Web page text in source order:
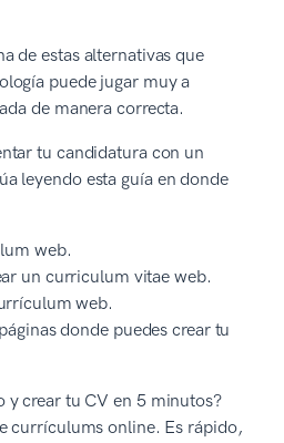
de estas alternativas que
puede jugar muy a
de manera correcta.
tu candidatura con un
leyendo esta guía en donde
web.
un curriculum vitae web.
web.
donde puedes crear tu
y crear tu CV en 5 minutos?
currículums online. Es rápido,